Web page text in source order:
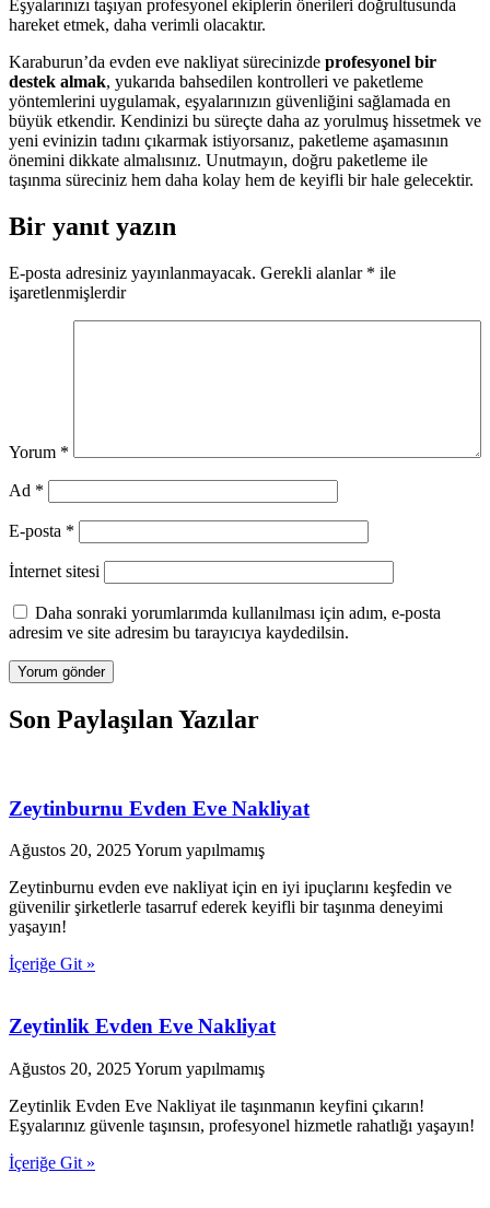
Eşyalarınızı taşıyan profesyonel ekiplerin önerileri doğrultusunda
hareket etmek, daha verimli olacaktır.
Karaburun’da evden eve nakliyat sürecinizde profesyonel bir
destek almak, yukarıda bahsedilen kontrolleri ve paketleme
yöntemlerini uygulamak, eşyalarınızın güvenliğini sağlamada en
büyük etkendir. Kendinizi bu süreçte daha az yorulmuş hissetmek ve
yeni evinizin tadını çıkarmak istiyorsanız, paketleme aşamasının
önemini dikkate almalısınız. Unutmayın, doğru paketleme ile
taşınma süreciniz hem daha kolay hem de keyifli bir hale gelecektir.
Bir yanıt yazın
E-posta adresiniz yayınlanmayacak. Gerekli alanlar * ile
işaretlenmişlerdir
Yorum *
Ad *
E-posta *
İnternet sitesi
Daha sonraki yorumlarımda kullanılması için adım, e-posta
adresim ve site adresim bu tarayıcıya kaydedilsin.
Son Paylaşılan Yazılar
Zeytinburnu Evden Eve Nakliyat
Ağustos 20, 2025Yorum yapılmamış
Zeytinburnu evden eve nakliyat için en iyi ipuçlarını keşfedin ve
güvenilir şirketlerle tasarruf ederek keyifli bir taşınma deneyimi
yaşayın!
İçeriğe Git »
Zeytinlik Evden Eve Nakliyat
Ağustos 20, 2025Yorum yapılmamış
Zeytinlik Evden Eve Nakliyat ile taşınmanın keyfini çıkarın!
Eşyalarınız güvenle taşınsın, profesyonel hizmetle rahatlığı yaşayın!
İçeriğe Git »